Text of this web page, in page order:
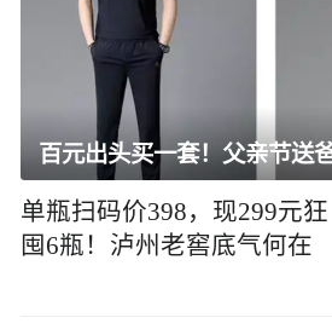
单瓶扫码价398，现299元狂
囤6瓶！泸州老窖底气何在